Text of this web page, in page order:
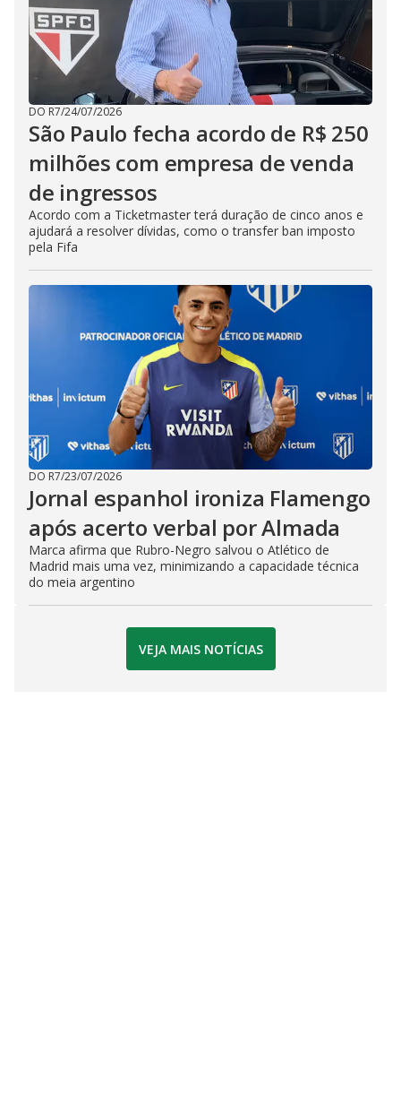
DO R7/24/07/2026
São Paulo fecha acordo de R$ 250
milhões com empresa de venda
de ingressos
Acordo com a Ticketmaster terá duração de cinco anos e
ajudará a resolver dívidas, como o transfer ban imposto
pela Fifa
DO R7/23/07/2026
Jornal espanhol ironiza Flamengo
após acerto verbal por Almada
Marca afirma que Rubro-Negro salvou o Atlético de
Madrid mais uma vez, minimizando a capacidade técnica
do meia argentino
VEJA MAIS NOTÍCIAS